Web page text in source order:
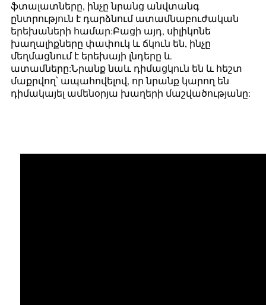
ֆտալատները, ինչը նրանց անվտանգ
ընտրություն է դարձնում ատամնաբուժական
երեխաների համար:Բացի այդ, սիլիկոնե
խաղալիքները փափուկ և ճկուն են, ինչը
մեղմացնում է երեխայի լնդերը և
ատամները:Նրանք նաև դիմացկուն են և հեշտ
մաքրվող՝ ապահովելով, որ նրանք կարող են
դիմակայել ամենօրյա խաղերի մաշվածությանը: